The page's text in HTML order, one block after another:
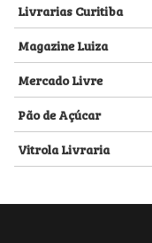
Livrarias Curitiba
Magazine Luiza
Mercado Livre
Pão de Açúcar
Vitrola Livraria